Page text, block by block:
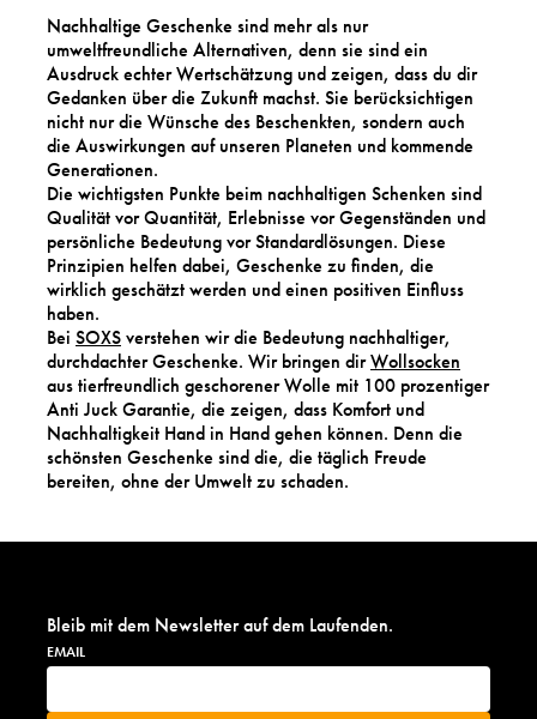
Nachhaltige Geschenke sind mehr als nur
umweltfreundliche Alternativen, denn sie sind ein
Ausdruck echter Wertschätzung und zeigen, dass du dir
Gedanken über die Zukunft machst. Sie berücksichtigen
nicht nur die Wünsche des Beschenkten, sondern auch
die Auswirkungen auf unseren Planeten und kommende
Generationen.
Die wichtigsten Punkte beim nachhaltigen Schenken sind
Qualität vor Quantität, Erlebnisse vor Gegenständen und
persönliche Bedeutung vor Standardlösungen. Diese
Prinzipien helfen dabei, Geschenke zu finden, die
wirklich geschätzt werden und einen positiven Einfluss
haben.
Bei SOXSverstehen wir die Bedeutung nachhaltiger,
durchdachter Geschenke. Wir bringen dirWollsocken
aus tierfreundlich geschorener Wolle mit 100 prozentiger
Anti Juck Garantie, die zeigen, dass Komfort und
Nachhaltigkeit Hand in Hand gehen können. Denn die
schönsten Geschenke sind die, die täglich Freude
bereiten, ohne der Umwelt zu schaden.
Bleib mit dem Newsletter auf dem Laufenden.